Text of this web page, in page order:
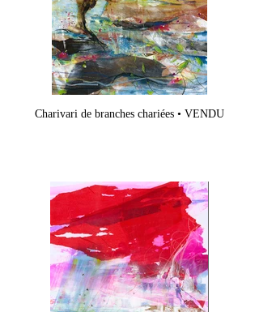
Charivari de branches chariées • VENDU